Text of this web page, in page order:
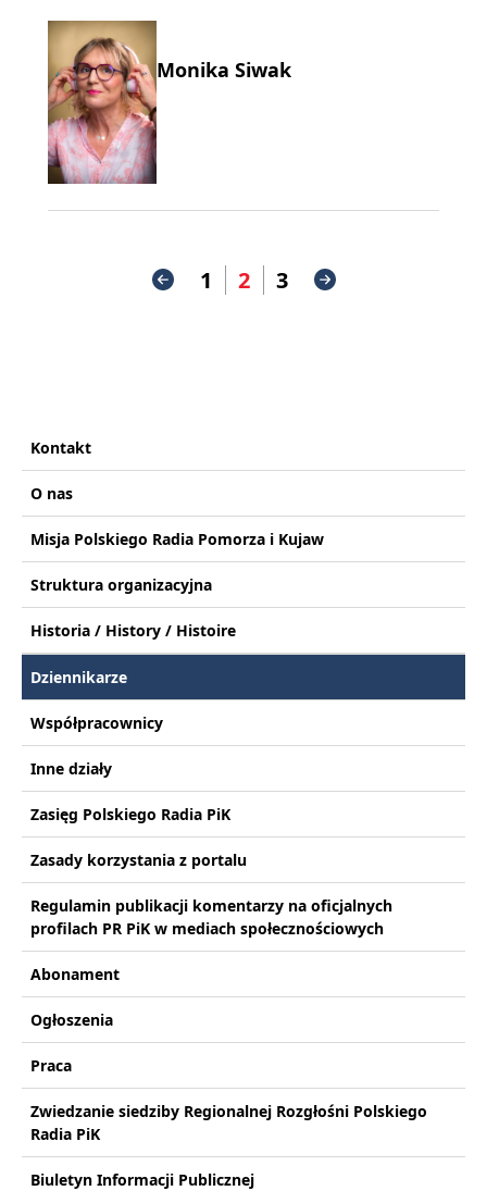
Monika Siwak
1 2 3
Kontakt
O nas
Misja Polskiego Radia Pomorza i Kujaw
Struktura organizacyjna
Historia / History / Histoire
Dziennikarze
Współpracownicy
Inne działy
Zasięg Polskiego Radia PiK
Zasady korzystania z portalu
Regulamin publikacji komentarzy na oficjalnych
profilach PR PiK w mediach społecznościowych
Abonament
Ogłoszenia
Praca
Zwiedzanie siedziby Regionalnej Rozgłośni Polskiego
Radia PiK
Biuletyn Informacji Publicznej